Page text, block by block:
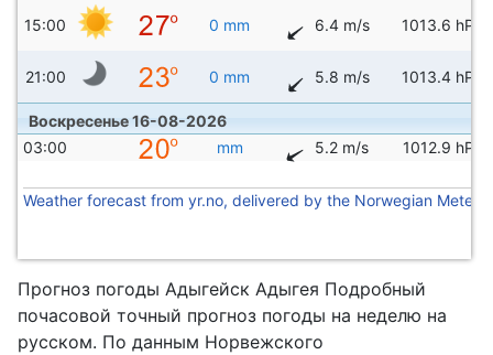
15:00 0 mm 6.4 m/s 1013.6 hPa
21:00 0 mm 5.8 m/s 1013.4 hPa
Воскресенье 16-08-2026
03:00
mm 5.2 m/s 1012.9 hPa
Weather forecast from yr.no, delivered by the Norwegian
Прогноз погоды Адыгейск Адыгея Подробный
почасовой точный прогноз погоды на неделю на
русском. По данным Норвежского